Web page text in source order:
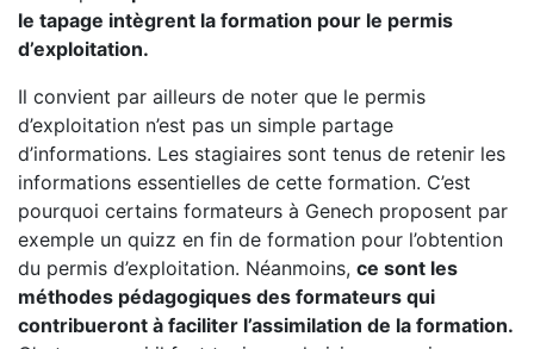
le tapage intègrent la formation pour le permis
d’exploitation.
Il convient par ailleurs de noter que le permis
d’exploitation n’est pas un simple partage
d’informations. Les stagiaires sont tenus de retenir les
informations essentielles de cette formation. C’est
pourquoi certains formateurs à Genech proposent par
exemple un quizz en fin de formation pour l’obtention
du permis d’exploitation. Néanmoins, ce sont les
méthodes pédagogiques des formateurs qui
contribueront à faciliter l’assimilation de la formation.